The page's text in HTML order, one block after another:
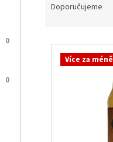
0
0
n
Doporučujeme
V
Více za méně